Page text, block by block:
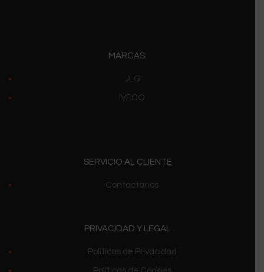
MARCAS:
JLG
IVECO
SERVICIO AL CLIENTE
Contáctanos
PRIVACIDAD Y LEGAL
Políticas de Privacidad